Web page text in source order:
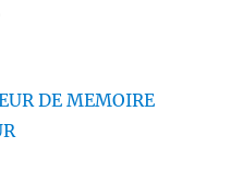
DE MEMOIRE